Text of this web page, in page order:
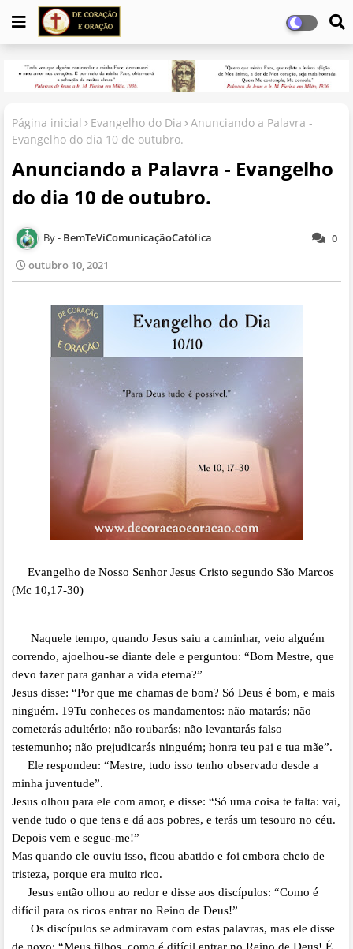
Página inicial Evangelho do Dia
Anunciando a Palavra -
Evangelho do dia 10 de outubro.
Anunciando a Palavra - Evangelho
do dia 10 de outubro.
0
BemTeVíComunicaçãoCatólica
outubro 10, 2021
Evangelho de Nosso Senhor Jesus Cristo segundo São Marcos
(Mc 10,17-30)
Naquele tempo, quando Jesus saiu a caminhar, veio alguém
correndo, ajoelhou-se diante dele e perguntou: “Bom Mestre, que
devo fazer para ganhar a vida eterna?”
Jesus disse: “Por que me chamas de bom? Só Deus é bom, e mais
ninguém. 19Tu conheces os mandamentos: não matarás; não
cometerás adultério; não roubarás; não levantarás falso
testemunho; não prejudicarás ninguém; honra teu pai e tua mãe”.
Ele respondeu: “Mestre, tudo isso tenho observado desde a
minha juventude”.
Jesus olhou para ele com amor, e disse: “Só uma coisa te falta: vai,
vende tudo o que tens e dá aos pobres, e terás um tesouro no céu.
Depois vem e segue-me!”
Mas quando ele ouviu isso, ficou abatido e foi embora cheio de
tristeza, porque era muito rico.
Jesus então olhou ao redor e disse aos discípulos: “Como é
difícil para os ricos entrar no Reino de Deus!”
Os discípulos se admiravam com estas palavras, mas ele disse